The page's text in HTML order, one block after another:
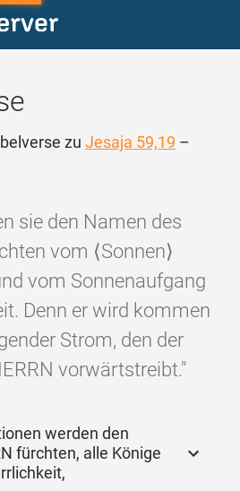
zu Jesaja 59,19 –
sie den Namen des
vom ⟨Sonnen⟩
vom Sonnenaufgang
Denn er wird kommen
Strom, den der
vorwärtstreibt."
werden den
fürchten, alle Könige